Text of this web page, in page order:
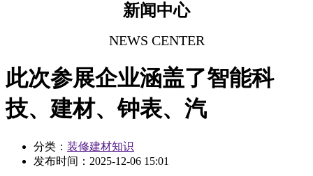
新闻中心
NEWS CENTER
此次参展企业涵盖了智能科
技、建材、钟表、汽
分类： 装修建材知识
发布时间： 2025-12-06 15:01